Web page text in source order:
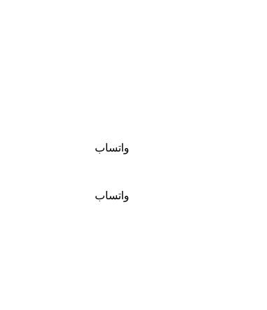
واتساب
واتساب